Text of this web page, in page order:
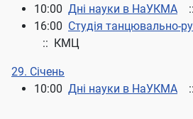
10:00 Дні науки в НаУКМА
16:00 Студія танцювально-
:: КМЦ
29. Січень
10:00 Дні науки в НаУКМА